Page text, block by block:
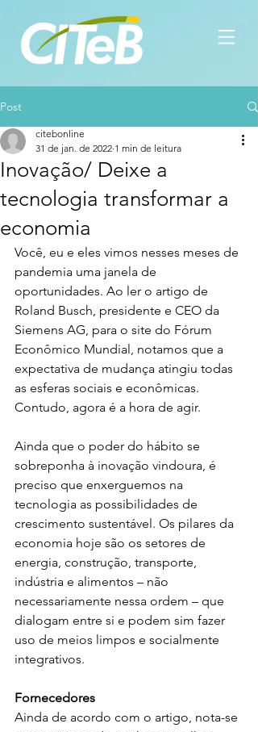
Post
Inovação/ Deixe a
tecnologia transformar a
economia
citebonline
31 de jan. de 2022 1 min de leitura
Você, eu e eles vimos nesses meses de
pandemia uma janela de
oportunidades. Ao ler o artigo de
Roland Busch, presidente e CEO da
Siemens AG, para o site do Fórum
Econômico Mundial, notamos que a
expectativa de mudança atingiu todas
as esferas sociais e econômicas.
Contudo, agora é a hora de agir.
Ainda que o poder do hábito se
sobreponha à inovação vindoura, é
preciso que enxerguemos na
tecnologia as possibilidades de
crescimento sustentável. Os pilares da
economia hoje são os setores de
energia, construção, transporte,
indústria e alimentos – não
necessariamente nessa ordem – que
dialogam entre si e podem sim fazer
uso de meios limpos e socialmente
integrativos.
Fornecedores
Ainda de acordo com o artigo, nota-se